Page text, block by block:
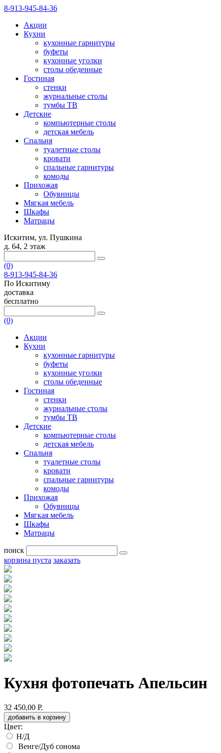
8-913-945-84-36
Акции
Кухни
кухонные гарнитуры
буфеты
кухонные уголки
столы обеденные
Гостиная
стенки
журнальные столы
тумбы ТВ
Детские
компьютерные столы
детская мебель
Спальня
туалетные столы
кровати
спальные гарнитуры
комоды
Прихожая
Обувницы
Мягкая мебель
Шкафы
Матрацы
Искитим, ул. Пушкина
д. 64, 2 этаж
(0)
8-913-945-84-36
По Искитиму
доставка
бесплатно
(0)
Акции
Кухни
кухонные гарнитуры
буфеты
кухонные уголки
столы обеденные
Гостиная
стенки
журнальные столы
тумбы ТВ
Детские
компьютерные столы
детская мебель
Спальня
туалетные столы
кровати
спальные гарнитуры
комоды
Прихожая
Обувницы
Мягкая мебель
Шкафы
Матрацы
поиск
корзина пуста заказать
Кухня фотопечать Апельсин
32 450,00 Р.
добавить в корзину
Цвет:
Н/Д
Венге/Дуб сонома